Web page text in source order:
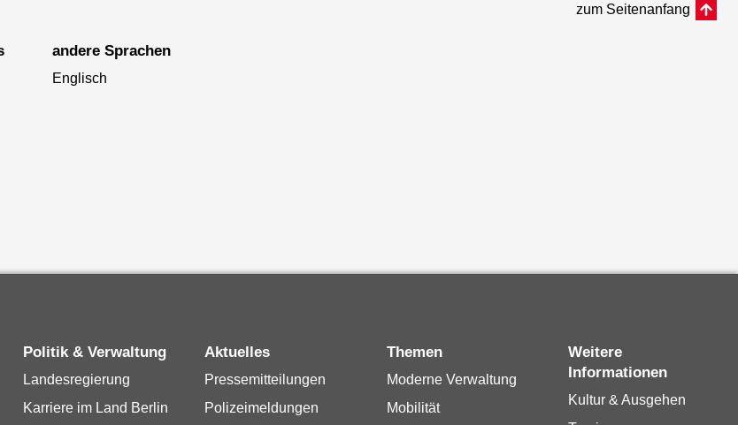
zum Seitenanfang
andere Sprachen
Englisch
Politik & Verwaltung
Landesregierung
Karriere im Land Berlin
Aktuelles
Pressemitteilungen
Polizeimeldungen
Themen
Moderne Verwaltung
Mobilität
Weitere
Informationen
Kultur & Ausgehen